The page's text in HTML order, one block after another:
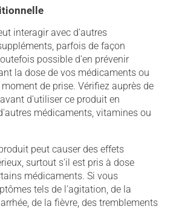
interagir avec d'autres
parfois de façon
possible d'en prévenir
la dose de vos médicaments ou
de prise. Vérifiez auprès de
d'utiliser ce produit en
médicaments, vitamines ou
peut causer des effets
surtout s'il est pris à dose
médicaments. Si vous
tels de l'agitation, de la
de la fièvre, des tremblements